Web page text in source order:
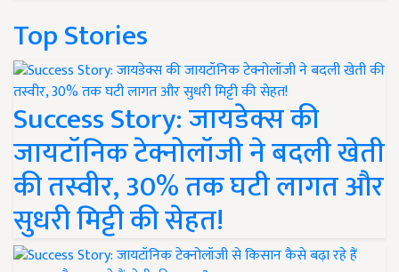
Top Stories
Success Story: जायडेक्स की
जायटॉनिक टेक्नोलॉजी ने बदली खेती
की तस्वीर, 30% तक घटी लागत और
सुधरी मिट्टी की सेहत!